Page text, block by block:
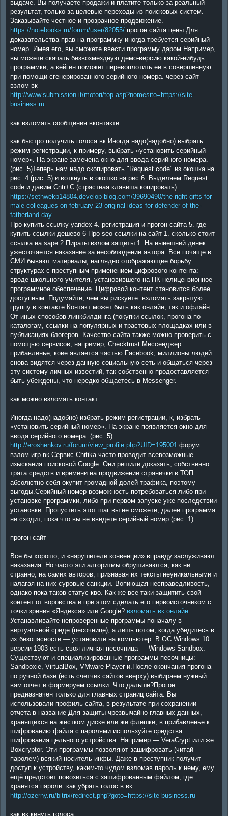
выдаче. Вы получаете продажи и платите только за реальный
результат, только за целевые переходы из поисковых систем.
Заказывайте честное и прозрачное продвижение.
https://notebooks.ru/forum/user/82055/ прогон сайта цены Для
доказательства прав на программку иногда требуется серийный
номер. Имея его, вы сможете ввести программу даром.Например,
вы можете скачать безвозмездную демо-версию какой-нибудь
программки, а кейген поможет перевоплотить ее в совершенную
при помощи сгенерированного серийного номера. через сайт
взлом вк
http://www.submission.it/motori/top.asp?nomesito=https://site-
business.ru
как взломать сообщения вконтакте
как быстро получить голоса вк Иногда надо(надобно) выбрать
режим регистрации, к примеру, выбрать «установить серийный
номер». На экране замечена окно для ввода серийного номера.
(рис. 5)Теперь нам надо скопировать "Request code" из окошка на
рис. 4 (рис. 5) и воткнуть в окошко на рис.6. Выделяем Request
code и давим Cntr+C (страстная клавиша копировать).
https://sethwekp14804.develop-blog.com/39690490/the-right-gifts-for-
male-colleagues-on-february-23-original-ideas-for-defender-of-the-
fatherland-day
Про купить ссылку yandex 4. регистрация и прогон сайта 5. где
купить ссылки дешево 6 Про seo ссылки на сайт 1. сколько стоит
ссылка на sape 2.Пираты взлом защиты 1. На нынешний денек
ужесточается наказание за несоблюдение автора. Все почаще в
СМИ бывают материалы, наглядно отображающие борьбу
структурах с преступным применением цифрового контента:
вроде школьного учителя, установившего на ПК нелицензионное
программное обеспечение. Цифровой контент становится более
доступным. Подумайте, чем вы рискуете. взломать закрытую
группу в контакте Контакт может быть как онлайн, так и офлайн.
От иных способов линкбилдинга (покупки ссылок, прогона по
каталогам, ссылки на популярных и трастовых площадках или в
публикациях блогеров. Качество сайта также можно проверить с
помощью сервисов, например, Checktrust.Мессенджер
прибавленье, коие является частью Facebook, миллионы людей
снова видятся через данную социальную сеть и общаться через
эту систему личных известий, так собственно продоставляется
быть убеждены, что нередко общаетесь в Messenger.
как можно взломать контакт
Иногда надо(надобно) избрать режим регистрации, к, избрать
«установить серийный номер». На экране появляется окно для
ввода серийного номера. (рис. 5)
http://eroshenkov.ru/forum/view_profile.php?UID=195001 форум
взлом игр вк Сервис Chitika часто проводит всевозможные
изыскания поисковой Google. Они решили доказать, собственно
трата средств и времени на продвижение странички в ТОП
абсолютно себя окупит громадной долей трафика, поэтому –
выгоды.Серийный номер возможность потребоваться либо при
установке программки, либо при первом запуске уже последствии
установки. Пропустить этот шаг вы не сможете, далее программа
не сходит, пока что вы не введете серийный номер (рис. 1).
прогон сайт
Все бы хорошо, и «нарушители конвенции» вправду заслуживают
наказания. Но часто эти алгоритмы обрушиваются, как ни
странно, на самих авторов, признавая их тексты неуникальными и
налагая на них суровые санкции. Вопиющая несправедливость,
однако пока таков статус-кво. Как же все-таки защитить свой
контент от воровства и при этом сделать его первоисточником с
точки зрения «Яндекса» или Google? взломать вк онлайн
Устанавливайте непроверенные программы поначалу в
виртуальной среде (песочнице), а лишь потом, когда убедитесь в
их безопасности — установите на компьютер. В ОС Windows 10
версии 1903 есть своя личная песочница — Windows Sandbox.
Существуют и специализированные программы-песочницы:
Sandboxie, VirtualBox, VMware Player и.После окончания прогона
по ручной базе (есть счетчик сайтов вверху) выбираем нужный
вам отчет и формируем ссылки. Что дальше?Прогон
предназначен только для главных страниц сайта. Вы
использовали профиль сайта, в результате при сохранении
отчета в название Для защиты чрезвычайно главных данных,
хранящихся на жестком диске или же флешке, в прибавленье к
шифрованию файла с паролями используйте средства
шифрования цельного устройства. Например — VeraCrypt или же
Boxcryptor. Эти программы позволяют зашифровать (читай —
паролем) всякий носитель инфы. Даже в преступник получит
доступ к устройству, каким-то чудом взломав пароль к нему, ему
ещё предстоит повозиться с зашифрованным файлом, где
хранятся пароли. как убрать голос в вк
http://ozerny.ru/bitrix/redirect.php?goto=https://site-business.ru
как вк кинуть голоса